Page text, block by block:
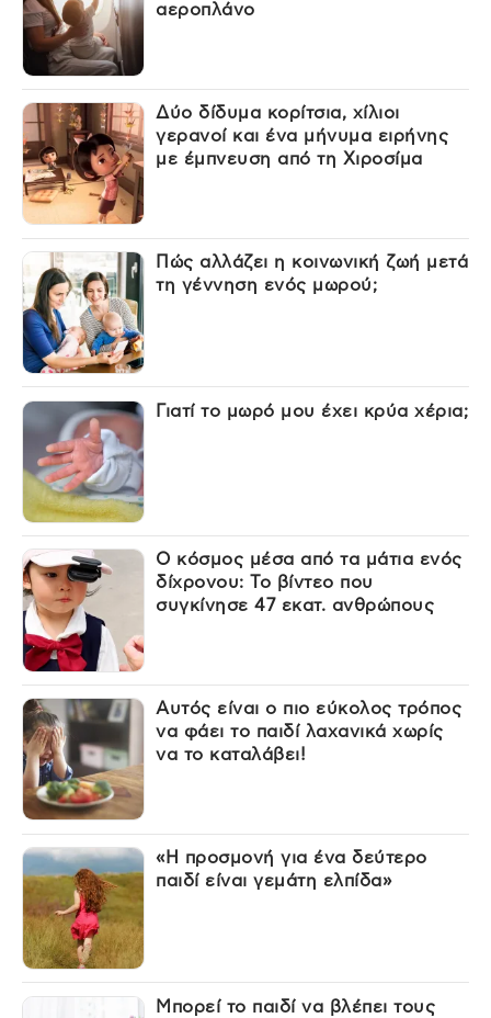
αεροπλάνο
Δύο δίδυμα κορίτσια, χίλιοι
γερανοί και ένα μήνυμα ειρήνης
με έμπνευση από τη Χιροσίμα
Πώς αλλάζει η κοινωνική ζωή μετά
τη γέννηση ενός μωρού;
Γιατί το μωρό μου έχει κρύα χέρια;
Ο κόσμος μέσα από τα μάτια ενός
δίχρονου: Το βίντεο που
συγκίνησε 47 εκατ. ανθρώπους
Αυτός είναι ο πιο εύκολος τρόπος
να φάει το παιδί λαχανικά χωρίς
να το καταλάβει!
«Η προσμονή για ένα δεύτερο
παιδί είναι γεμάτη ελπίδα»
Μπορεί το παιδί να βλέπει τους